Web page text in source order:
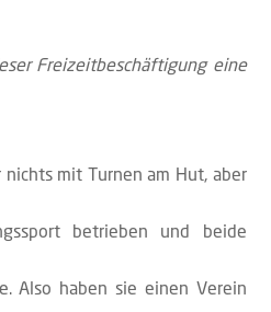
Freizeitbeschäftigung eine
mit Turnen am Hut, aber
betrieben und beide
Also haben sie einen Verein